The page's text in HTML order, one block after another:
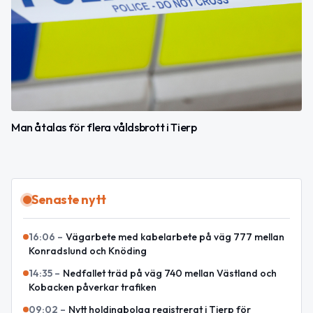
Man åtalas för flera våldsbrott i Tierp
Senaste nytt
16:06 – Vägarbete med kabelarbete på väg 777 mellan
Konradslund och Knöding
14:35 – Nedfallet träd på väg 740 mellan Västland och
Kobacken påverkar trafiken
09:02 – Nytt holdingbolag registrerat i Tierp för